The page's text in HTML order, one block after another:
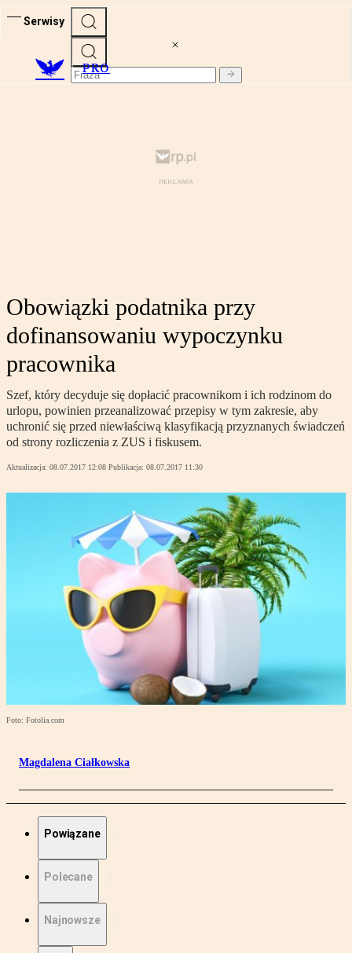
Serwisy
PRO
Obowiązki podatnika przy
dofinansowaniu wypoczynku
pracownika
Szef, który decyduje się dopłacić pracownikom i ich rodzinom do
urlopu, powinien przeanalizować przepisy w tym zakresie, aby
uchronić się przed niewłaściwą klasyfikacją przyznanych świadczeń
od strony rozliczenia z ZUS i fiskusem.
Aktualizacja: 08.07.2017 12:08 Publikacja: 08.07.2017 11:30
Foto: Fotolia.com
Magdalena Ciałkowska
Powiązane
Polecane
Najnowsze